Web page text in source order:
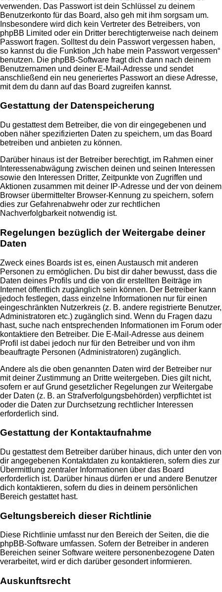
verwenden. Das Passwort ist dein Schlüssel zu deinem
Benutzerkonto für das Board, also geh mit ihm sorgsam um.
Insbesondere wird dich kein Vertreter des Betreibers, von
phpBB Limited oder ein Dritter berechtigterweise nach deinem
Passwort fragen. Solltest du dein Passwort vergessen haben,
so kannst du die Funktion „Ich habe mein Passwort vergessen“
benutzen. Die phpBB-Software fragt dich dann nach deinem
Benutzernamen und deiner E-Mail-Adresse und sendet
anschließend ein neu generiertes Passwort an diese Adresse,
mit dem du dann auf das Board zugreifen kannst.
Gestattung der Datenspeicherung
Du gestattest dem Betreiber, die von dir eingegebenen und
oben näher spezifizierten Daten zu speichern, um das Board
betreiben und anbieten zu können.
Darüber hinaus ist der Betreiber berechtigt, im Rahmen einer
Interessenabwägung zwischen deinen und seinen Interessen
sowie den Interessen Dritter, Zeitpunkte von Zugriffen und
Aktionen zusammen mit deiner IP-Adresse und der von deinem
Browser übermittelter Browser-Kennung zu speichern, sofern
dies zur Gefahrenabwehr oder zur rechtlichen
Nachverfolgbarkeit notwendig ist.
Regelungen bezüglich der Weitergabe deiner
Daten
Zweck eines Boards ist es, einen Austausch mit anderen
Personen zu ermöglichen. Du bist dir daher bewusst, dass die
Daten deines Profils und die von dir erstellten Beiträge im
Internet öffentlich zugänglich sein können. Der Betreiber kann
jedoch festlegen, dass einzelne Informationen nur für einen
eingeschränkten Nutzerkreis (z. B. andere registrierte Benutzer,
Administratoren etc.) zugänglich sind. Wenn du Fragen dazu
hast, suche nach entsprechenden Informationen im Forum oder
kontaktiere den Betreiber. Die E-Mail-Adresse aus deinem
Profil ist dabei jedoch nur für den Betreiber und von ihm
beauftragte Personen (Administratoren) zugänglich.
Andere als die oben genannten Daten wird der Betreiber nur
mit deiner Zustimmung an Dritte weitergeben. Dies gilt nicht,
sofern er auf Grund gesetzlicher Regelungen zur Weitergabe
der Daten (z. B. an Strafverfolgungsbehörden) verpflichtet ist
oder die Daten zur Durchsetzung rechtlicher Interessen
erforderlich sind.
Gestattung der Kontaktaufnahme
Du gestattest dem Betreiber darüber hinaus, dich unter den von
dir angegebenen Kontaktdaten zu kontaktieren, sofern dies zur
Übermittlung zentraler Informationen über das Board
erforderlich ist. Darüber hinaus dürfen er und andere Benutzer
dich kontaktieren, sofern du dies in deinem persönlichen
Bereich gestattet hast.
Geltungsbereich dieser Richtlinie
Diese Richtlinie umfasst nur den Bereich der Seiten, die die
phpBB-Software umfassen. Sofern der Betreiber in anderen
Bereichen seiner Software weitere personenbezogene Daten
verarbeitet, wird er dich darüber gesondert informieren.
Auskunftsrecht